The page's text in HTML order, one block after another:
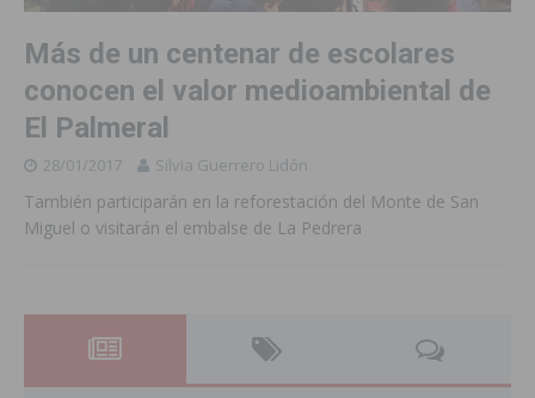
Más de un centenar de escolares
conocen el valor medioambiental de
El Palmeral
28/01/2017 Silvia Guerrero Lidón
También participarán en la reforestación del Monte de San
Miguel o visitarán el embalse de La Pedrera